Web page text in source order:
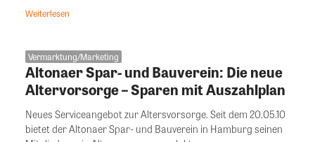
Weiterlesen
Vermarktung/Marketing
Altonaer Spar- und Bauverein: Die neue
Altervorsorge – Sparen mit Auszahlplan
Neues Serviceangebot zur Altersvorsorge. Seit dem 20.05.10
bietet der Altonaer Spar- und Bauverein in Hamburg seinen